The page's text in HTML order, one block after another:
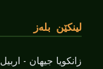
لینکێن بلەز
زانکویا جیهان - اربیل